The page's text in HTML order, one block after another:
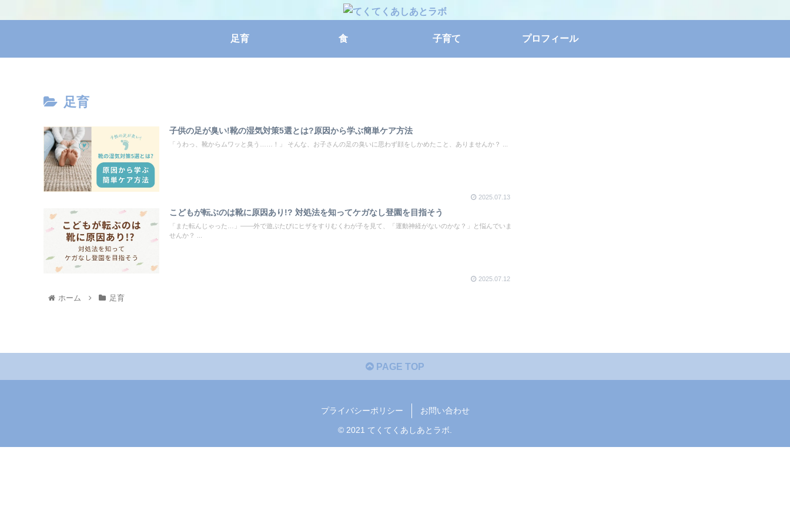
足育 食 子育て プロフィール
足育
子供の足が臭い!靴の湿気対策5選とは?原因から学ぶ簡単ケア方法
「うわっ、靴からムワッと臭う……！」 そんな、お子さんの足の臭いに思わず顔をしかめたこと、ありませんか？ ...
2025.07.13
こどもが転ぶのは靴に原因あり!? 対処法を知ってケガなし登園を目指そう
「また転んじゃった…」——外で遊ぶたびにヒザをすりむくわが子を見て、「運動神経がないのかな？」と悩んでいま
せんか？ ...
2025.07.12
ホーム 足育
PAGE TOP
プライバシーポリシー お問い合わせ
© 2021 てくてくあしあとラボ.